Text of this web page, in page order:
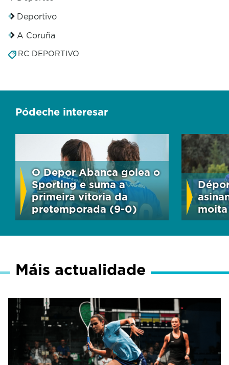
Deportivo
A Coruña
RC DEPORTIVO
Pódeche interesar
O Depor Abanca golea o
Sporting e suma a
primeira vitoria da
pretemporada (9-0)
moita
Máis actualidade